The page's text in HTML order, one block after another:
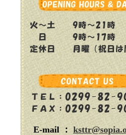
E-mail ：